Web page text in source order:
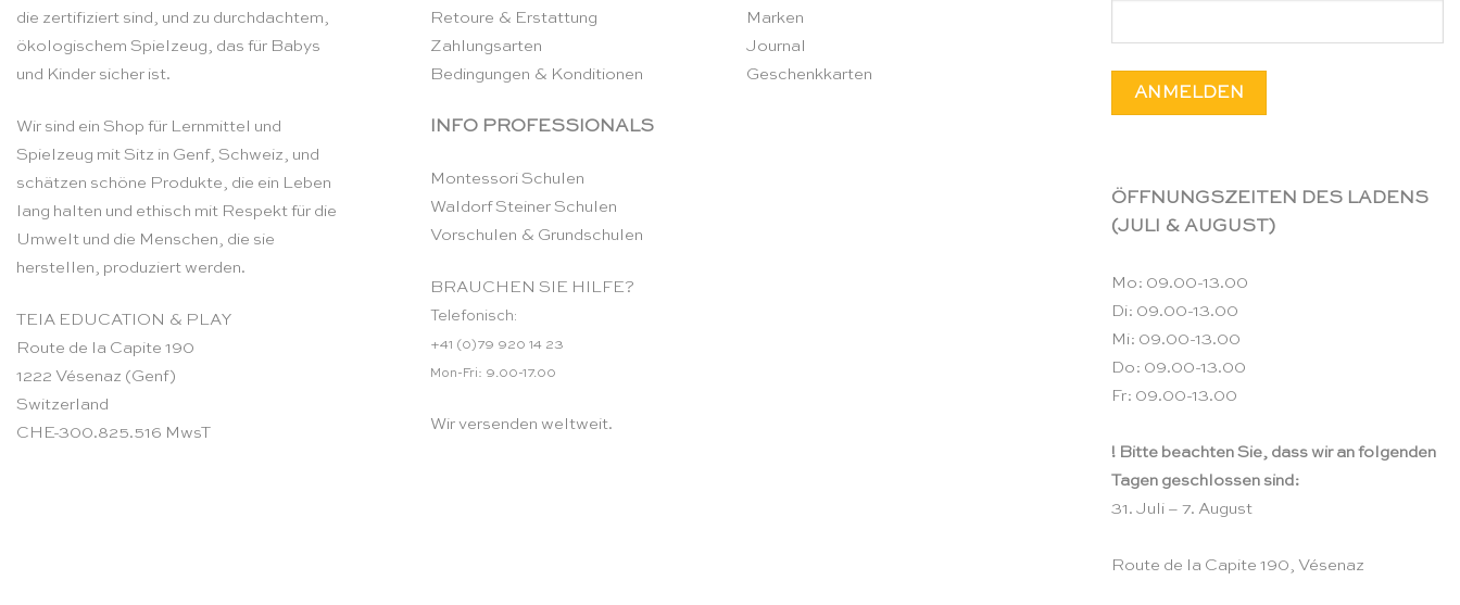
die zertifiziert sind, und zu durchdachtem,
ökologischem Spielzeug, das für Babys
und Kinder sicher ist.
Wir sind ein Shop für Lernmittel und
Spielzeug mit Sitz in Genf, Schweiz, und
schätzen schöne Produkte, die ein Leben
lang halten und ethisch mit Respekt für die
Umwelt und die Menschen, die sie
herstellen, produziert werden.
TEIA EDUCATION & PLAY
Route de la Capite 190
1222 Vésenaz (Genf)
Switzerland
CHE-300.825.516 MwsT
Retoure & Erstattung
Zahlungsarten
Bedingungen & Konditionen
INFO PROFESSIONALS
Montessori Schulen
Waldorf Steiner Schulen
Vorschulen & Grundschulen
BRAUCHEN SIE HILFE?
Telefonisch:
+41 (0)79 920 14 23
Mon-Fri: 9.00-17.00
Wir versenden weltweit.
Marken
Journal
Geschenkkarten
ÖFFNUNGSZEITEN DES LADENS
(JULI & AUGUST)
Mo: 09.00-13.00
Di: 09.00-13.00
Mi: 09.00-13.00
Do: 09.00-13.00
Fr: 09.00-13.00
! Bitte beachten Sie, dass wir an folgenden
Tagen geschlossen sind:
31. Juli – 7. August
Route de la Capite 190, Vésenaz